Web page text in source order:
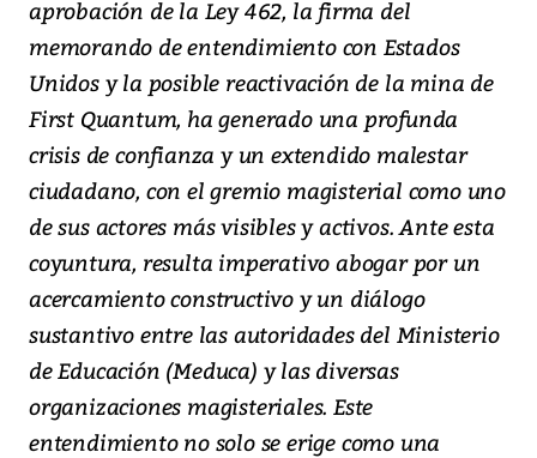
aprobación de la Ley 462, la firma del
memorando de entendimiento con Estados
Unidos y la posible reactivación de la mina de
First Quantum, ha generado una profunda
crisis de confianza y un extendido malestar
ciudadano, con el gremio magisterial como uno
de sus actores más visibles y activos. Ante esta
coyuntura, resulta imperativo abogar por un
acercamiento constructivo y un diálogo
sustantivo entre las autoridades del Ministerio
de Educación (Meduca) y las diversas
organizaciones magisteriales. Este
entendimiento no solo se erige como una